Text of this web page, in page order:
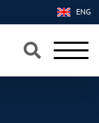
×
×
ENG